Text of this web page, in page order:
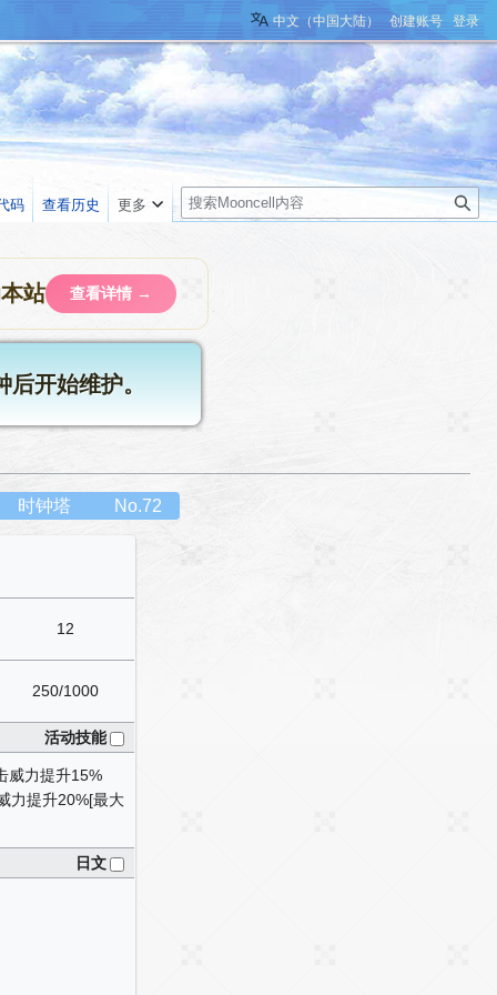
站 查看详情 →
开始维护。
No.72
时钟塔
12
250/1000
活动技能
威力提升15%
力提升20%[最大
日文
中文（中国大陆） 创建账号 登录
码 查看历史 更多
搜
索